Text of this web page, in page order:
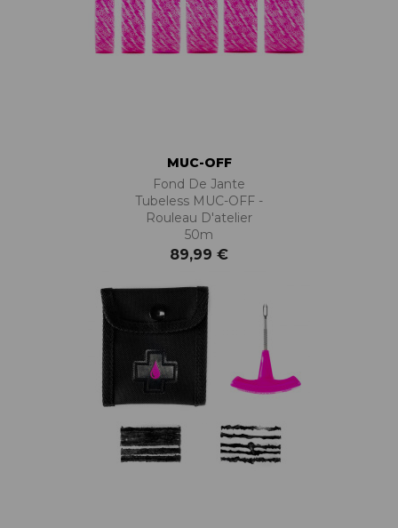
MUC-OFF
Fond De Jante
Tubeless MUC-OFF -
Rouleau D'atelier
50m
89,99 €